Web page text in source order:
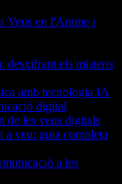
Veus en l'Anime i
desxifrant els misteris
amb tecnologia IA
digital
de les veus digitals
a veu: guia completa
a les